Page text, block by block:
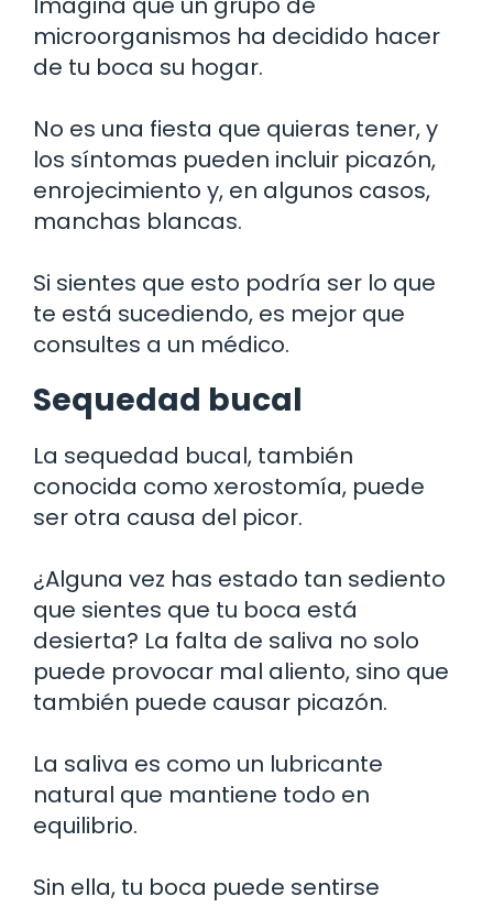
microorganismos ha decidido hacer
de tu boca su hogar.
No es una fiesta que quieras tener, y
los síntomas pueden incluir picazón,
enrojecimiento y, en algunos casos,
manchas blancas.
Si sientes que esto podría ser lo que
te está sucediendo, es mejor que
consultes a un médico.
Sequedad bucal
La sequedad bucal, también
conocida como xerostomía, puede
ser otra causa del picor.
¿Alguna vez has estado tan sediento
que sientes que tu boca está
desierta? La falta de saliva no solo
puede provocar mal aliento, sino que
también puede causar picazón.
La saliva es como un lubricante
natural que mantiene todo en
equilibrio.
Sin ella, tu boca puede sentirse